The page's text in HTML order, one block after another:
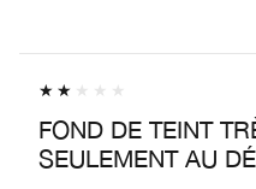
FOND DE TEINT
SEULEMENT AU